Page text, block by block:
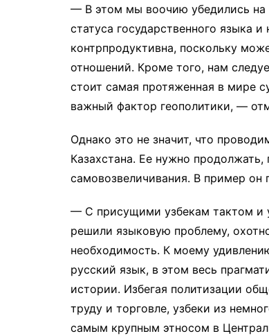
— В этом мы воочию убедились на
статуса государственного языка
контрпродуктивна, поскольку
отношений. Кроме того, нам
стоит самая протяженная в мире
важный фактор геополитики, —
Однако это не значит, что
Казахстана. Ее нужно
самовозвеличивания. В пример он
— С присущими узбекам тактом и
решили языковую проблему,
необходимость. К моему
русский язык, в этом весь
истории. Избегая политизации
труду и торговле, узбеки из
самым крупным этносом в